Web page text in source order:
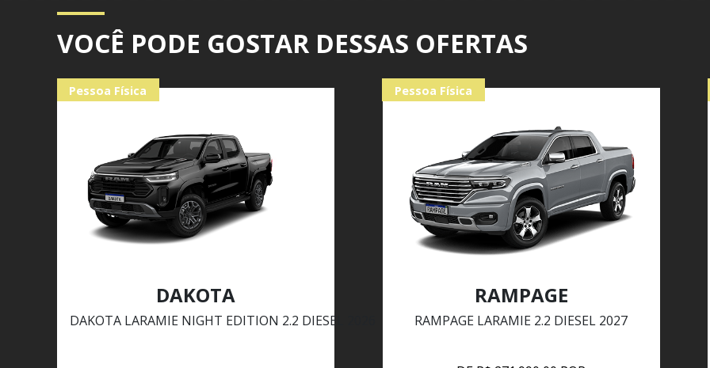
VOCÊ PODE GOSTAR DESSAS OFERTAS
DAKOTA
DAKOTA LARAMIE NIGHT EDITION 2.2 DIESEL 2026
Pessoa Física
RAMPAGE
RAMPAGE LARAMIE 2.2 DIESEL 2027
Pessoa Física